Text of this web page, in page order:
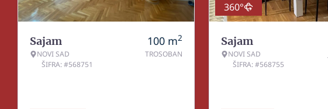
Sajam
NOVI SAD
ŠIFRA: #568751
100 m2
TROSOBAN
360°
Sajam
NOVI SAD
ŠIFRA: #568755